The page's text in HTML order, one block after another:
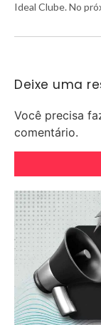
Ideal Clube. No
Deixe uma
Você precisa
comentário.